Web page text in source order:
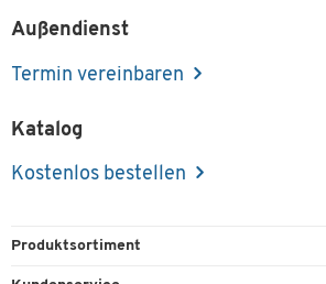
Außendienst
Termin vereinbaren
Katalog
Kostenlos bestellen
Produktsortiment
Büroausstattung